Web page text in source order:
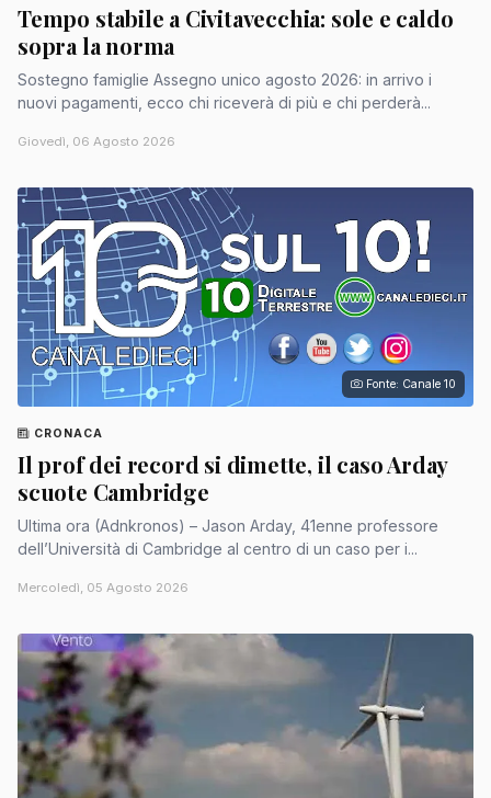
Tempo stabile a Civitavecchia: sole e caldo
sopra la norma
Sostegno famiglie Assegno unico agosto 2026: in arrivo i
nuovi pagamenti, ecco chi riceverà di più e chi perderà...
Giovedì, 06 Agosto 2026
Fonte: Canale 10
CRONACA
Il prof dei record si dimette, il caso Arday
scuote Cambridge
Ultima ora (Adnkronos) – Jason Arday, 41enne professore
dell’Università di Cambridge al centro di un caso per i...
Mercoledì, 05 Agosto 2026